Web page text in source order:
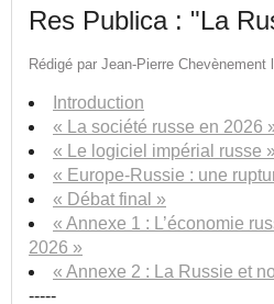
Res Publica : "La
Rédigé par Jean-Pierre Chevènement
Introduction
« La société russe en 2026
« Le logiciel impérial russe »
« Europe-Russie : une
« Débat final »
« Annexe 1 : L’économie
2026 »
« Annexe 2 : La Russie et
-----